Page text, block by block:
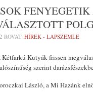
ROVAT: HÍREK - LAPSZEMLE
Kétfarkú Kutyák frissen
szerint
László, a Mi Hazánk